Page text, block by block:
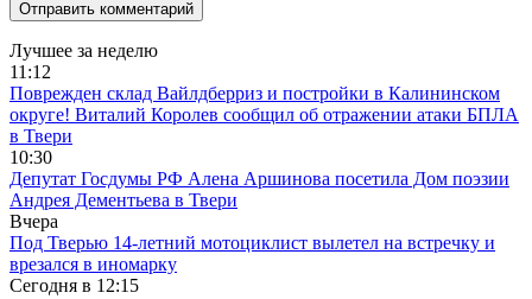
Лучшее за неделю
11:12
Поврежден склад Вайлдберриз и постройки в Калининском
округе! Виталий Королев сообщил об отражении атаки БПЛА
в Твери
10:30
Депутат Госдумы РФ Алена Аршинова посетила Дом поэзии
Андрея Дементьева в Твери
Вчера
Под Тверью 14-летний мотоциклист вылетел на встречку и
врезался в иномарку
Сегодня в 12:15